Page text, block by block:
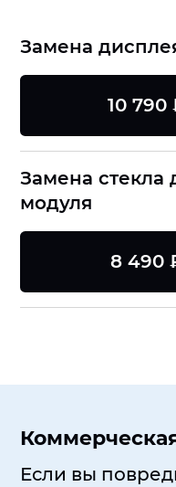
Замена
10 790
Замена стекла
модуля
8 490
Если вы